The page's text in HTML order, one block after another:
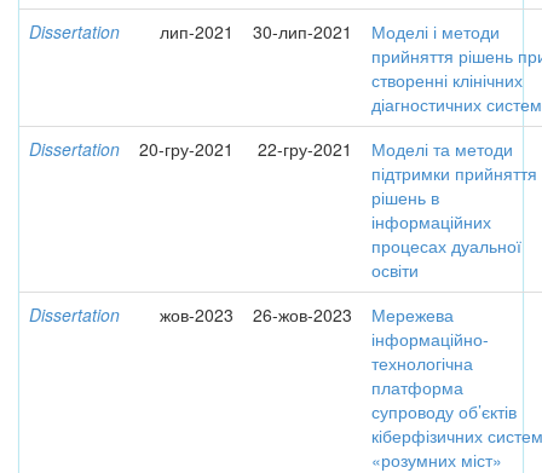
Dissertation
лип-2021 30-лип-2021
Моделі і методи
прийняття рішень
створенні клінічних
діагностичних систем
Dissertation
20-гру-2021 22-гру-2021
Моделі та методи
підтримки прийняття
рішень в
інформаційних
процесах дуальної
освіти
Dissertation
жов-2023 26-жов-2023
Мережева
інформаційно-
технологічна
платформа
супроводу об’єктів
кіберфізичних систем
«розумних міст»